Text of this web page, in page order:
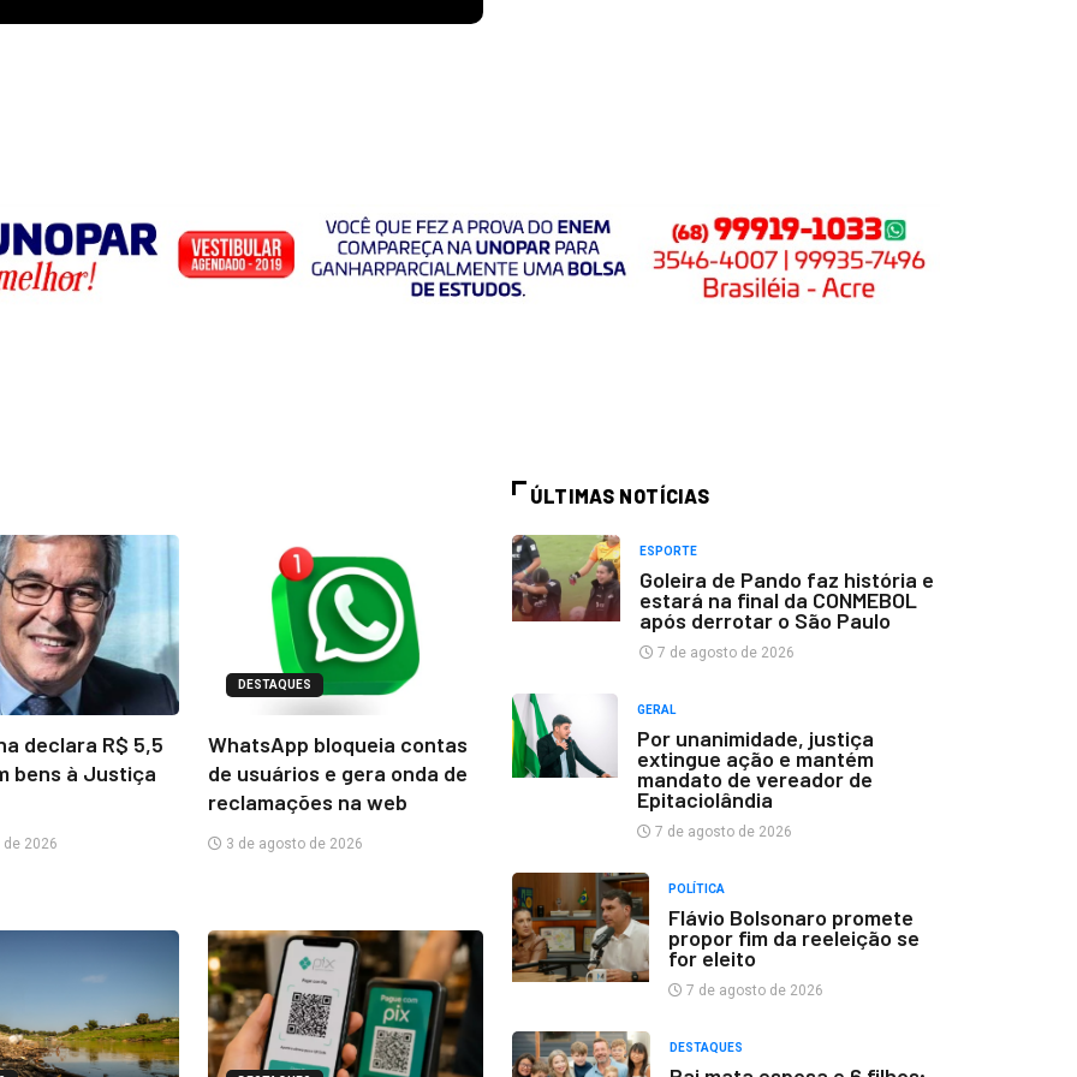
declara R$ 5,5
bens à Justiça
2026
DESTAQUES
WhatsApp bloqueia contas
de usuários e gera onda de
reclamações na web
3 de agosto de 2026
ÚLTIMAS NOTÍCIAS
ESPORTE
Goleira de Pando faz história e
estará na final da CONMEBOL
após derrotar o São Paulo
7 de agosto de 2026
GERAL
Por unanimidade, justiça
extingue ação e mantém
mandato de vereador de
Epitaciolândia
7 de agosto de 2026
POLÍTICA
Flávio Bolsonaro promete
propor fim da reeleição se
for eleito
7 de agosto de 2026
DESTAQUES